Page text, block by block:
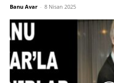
Banu Avar - 8 Nisan 2025